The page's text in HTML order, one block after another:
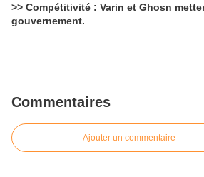
>> Compétitivité : Varin et Ghosn
gouvernement.
Commentaires
Ajouter un commentaire